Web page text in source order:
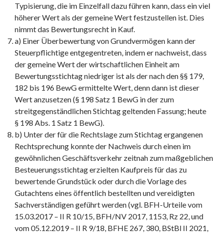
Typisierung, die im Einzelfall dazu führen kann, dass ein viel
höherer Wert als der gemeine Wert festzustellen ist. Dies
nimmt das Bewertungsrecht in Kauf.
a) Einer Überbewertung von Grundvermögen kann der
Steuerpflichtige entgegentreten, indem er nachweist, dass
der gemeine Wert der wirtschaftlichen Einheit am
Bewertungsstichtag niedriger ist als der nach den §§ 179,
182 bis 196 BewG ermittelte Wert, denn dann ist dieser
Wert anzusetzen (§ 198 Satz 1 BewG in der zum
streitgegenständlichen Stichtag geltenden Fassung; heute
§ 198 Abs. 1 Satz 1 BewG).
b) Unter der für die Rechtslage zum Stichtag ergangenen
Rechtsprechung konnte der Nachweis durch einen im
gewöhnlichen Geschäftsverkehr zeitnah zum maßgeblichen
Besteuerungsstichtag erzielten Kaufpreis für das zu
bewertende Grundstück oder durch die Vorlage des
Gutachtens eines öffentlich bestellten und vereidigten
Sachverständigen geführt werden (vgl. BFH-Urteile vom
15.03.2017 – II R 10/15, BFH/NV 2017, 1153, Rz 22, und
vom 05.12.2019 – II R 9/18, BFHE 267, 380, BStBl II 2021,